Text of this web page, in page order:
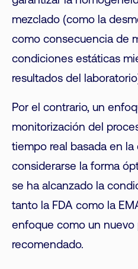
mezclado (como la
como consecuencia de
condiciones estáticas
resultados del
Por el contrario, un
monitorización del
tiempo real basada en
considerarse la forma
se ha alcanzado la
tanto la FDA como la
enfoque como un nuevo
recomendado.